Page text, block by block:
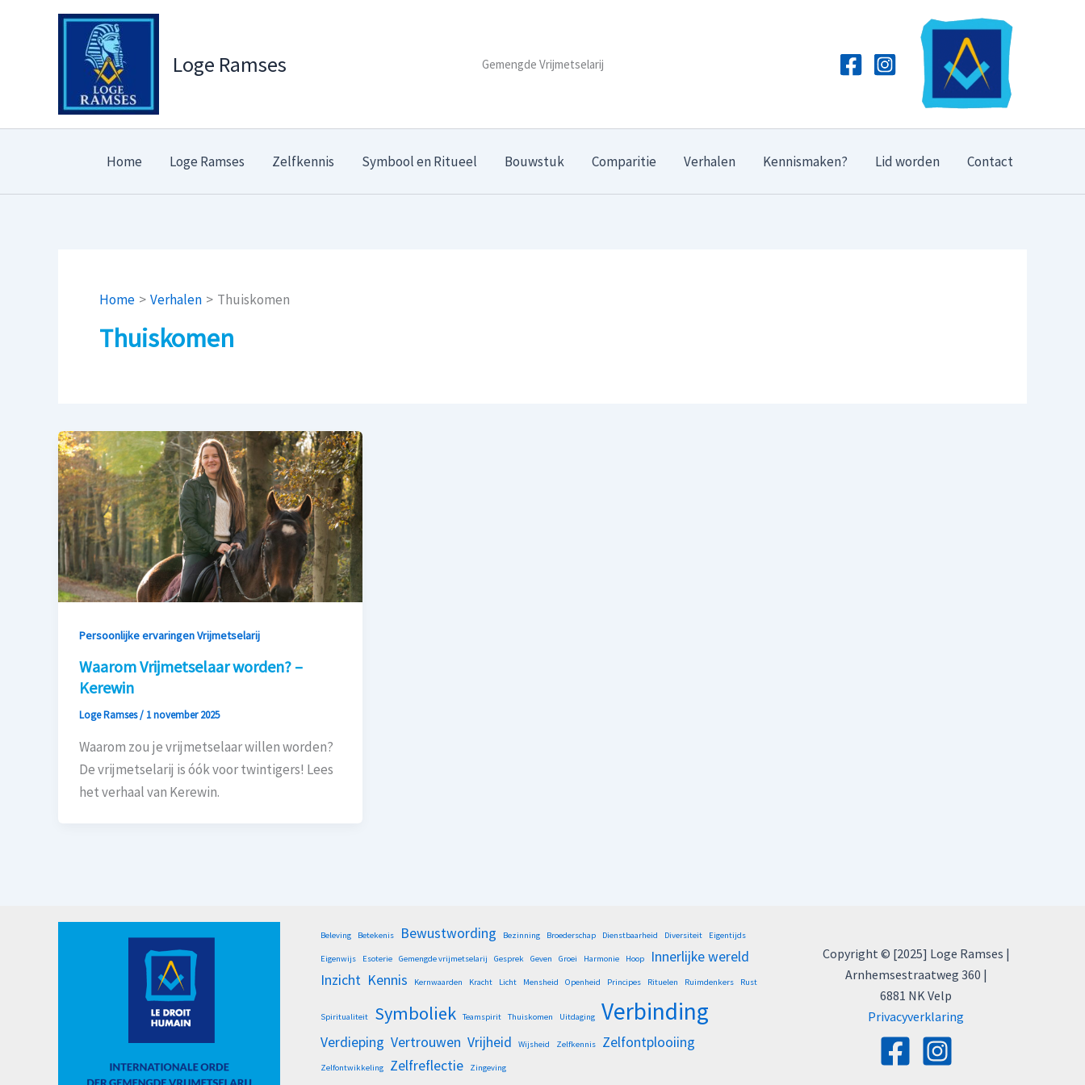
Loge Ramses Gemengde Vrijmetselarij
Home Loge Ramses Zelfkennis Symbool en Ritueel Bouwstuk Comparitie Verhalen Kennismaken? Lid worden Contact
Home Verhalen Thuiskomen
Thuiskomen
Persoonlijke ervaringen Vrijmetselarij
Waarom Vrijmetselaar worden? –
Kerewin
Loge Ramses/ 1 november 2025
Waarom zou je vrijmetselaar willen worden?
De vrijmetselarij is óók voor twintigers! Lees
het verhaal van Kerewin.
Beleving Betekenis Bewustwording Bezinning Broederschap Dienstbaarheid Diversiteit Eigentijds
Eigenwijs Esoterie Gemengde vrijmetselarij Gesprek Geven Groei Harmonie Hoop
Innerlijke wereld
Inzicht Kennis Kernwaarden Kracht Licht Mensheid Openheid Principes Rituelen Ruimdenkers Rust
Spiritualiteit Symboliek Teamspirit Thuiskomen Uitdaging Verbinding
Verdieping Vertrouwen Vrijheid Wijsheid Zelfkennis Zelfontplooiing
Zelfontwikkeling Zelfreflectie Zingeving
Copyright © [2025] Loge Ramses |
Arnhemsestraatweg 360 |
6881 NK Velp
Privacyverklaring